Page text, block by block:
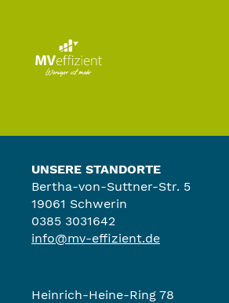
UNSERE STANDORTE
Bertha-von-Suttner-Str. 5
19061 Schwerin
0385 3031642
info@mv-effizient.de
Heinrich-Heine-Ring 78